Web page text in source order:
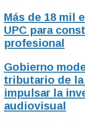
Más de 18 mil
UPC para
profesional
Gobierno
tributario de la
impulsar la
audiovisual